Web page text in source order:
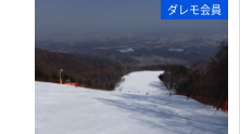
ダレモ会員